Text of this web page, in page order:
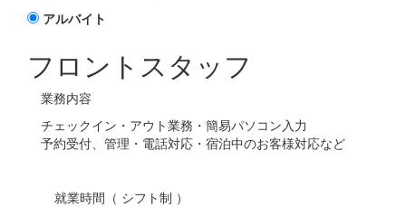
アルバイト
フロントスタッフ
業務内容
チェックイン・アウト業務・簡易パソコン入力
予約受付、管理・電話対応・宿泊中のお客様対応など
就業時間（ シフト制 ）